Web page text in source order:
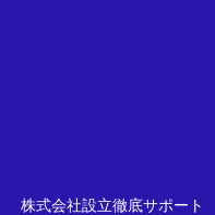
株式会社設立徹底サポート